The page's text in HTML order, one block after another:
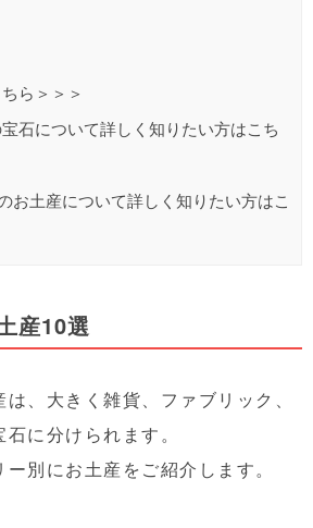
ら＞＞＞
石について詳しく知りたい方はこち
お土産について詳しく知りたい方はこ
産10選
、大きく雑貨、ファブリック、
に分けられます。
別にお土産をご紹介します。